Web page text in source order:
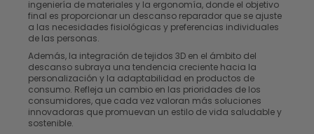
ingeniería de materiales y la ergonomía, donde el objetivo
final es proporcionar un descanso reparador que se ajuste
a las necesidades fisiológicas y preferencias individuales
de las personas.
Además, la integración de tejidos 3D en el ámbito del
descanso subraya una tendencia creciente hacia la
personalización y la adaptabilidad en productos de
consumo. Refleja un cambio en las prioridades de los
consumidores, que cada vez valoran más soluciones
innovadoras que promuevan un estilo de vida saludable y
sostenible.